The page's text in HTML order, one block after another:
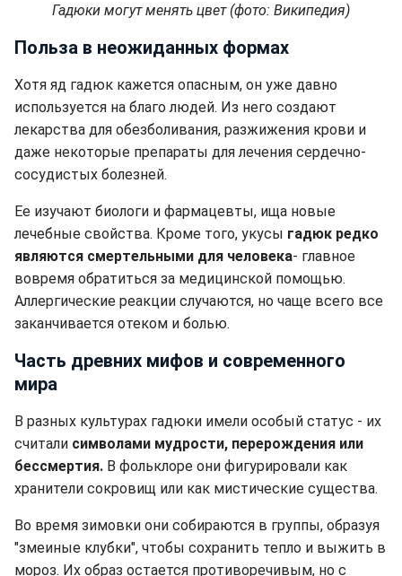
Гадюки могут менять цвет (фото: Википедия)
Польза в неожиданных формах
Хотя яд гадюк кажется опасным, он уже давно
используется на благо людей. Из него создают
лекарства для обезболивания, разжижения крови и
даже некоторые препараты для лечения сердечно-
сосудистых болезней.
Ее изучают биологи и фармацевты, ища новые
лечебные свойства. Кроме того, укусы гадюк редко
являются смертельными для человека- главное
вовремя обратиться за медицинской помощью.
Аллергические реакции случаются, но чаще всего все
заканчивается отеком и болью.
Часть древних мифов и современного
мира
В разных культурах гадюки имели особый статус - их
считали символами мудрости, перерождения или
бессмертия. В фольклоре они фигурировали как
хранители сокровищ или как мистические существа.
Во время зимовки они собираются в группы, образуя
"змеиные клубки", чтобы сохранить тепло и выжить в
мороз. Их образ остается противоречивым, но с